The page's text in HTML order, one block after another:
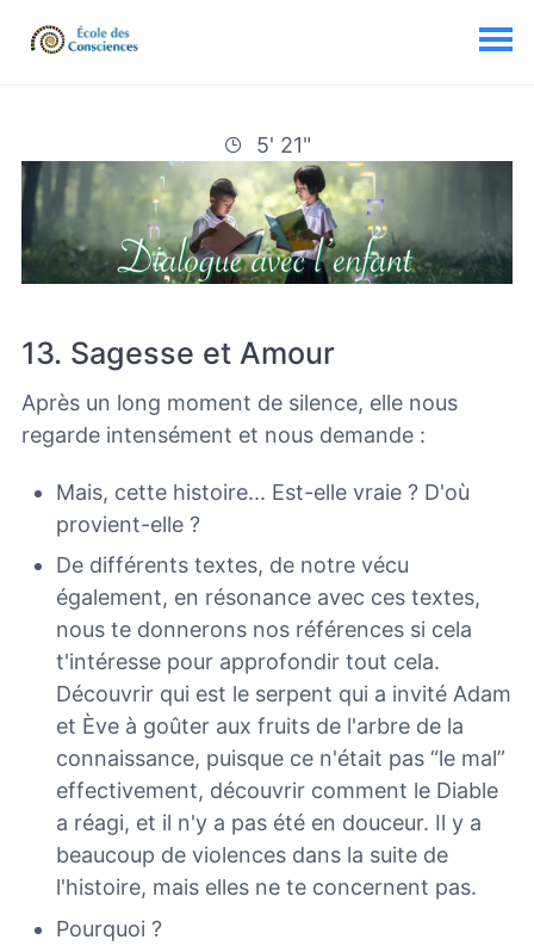
5' 21"
13. Sagesse et Amour
Après un long moment de silence, elle nous
regarde intensément et nous demande :
Mais, cette histoire... Est-elle vraie ? D'où
provient-elle ?
De différents textes, de notre vécu
également, en résonance avec ces textes,
nous te donnerons nos références si cela
t'intéresse pour approfondir tout cela.
Découvrir qui est le serpent qui a invité Adam
et Ève à goûter aux fruits de l'arbre de la
connaissance, puisque ce n'était pas “le mal”
effectivement, découvrir comment le Diable
a réagi, et il n'y a pas été en douceur. Il y a
beaucoup de violences dans la suite de
l'histoire, mais elles ne te concernent pas.
Pourquoi ?